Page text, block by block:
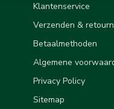
Klantenservice
Verzenden &
Betaalmethoden
Algemene
Privacy Policy
Sitemap